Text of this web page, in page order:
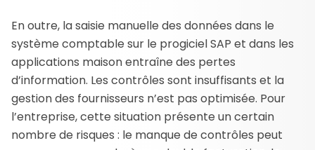
En outre, la saisie manuelle des données dans le
système comptable sur le progiciel SAP et dans les
applications maison entraîne des pertes
d’information. Les contrôles sont insuffisants et la
gestion des fournisseurs n’est pas optimisée. Pour
l’entreprise, cette situation présente un certain
nombre de risques : le manque de contrôles peut